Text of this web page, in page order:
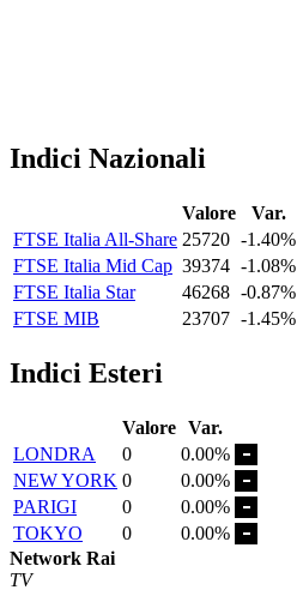
Indici Nazionali
Valore
Var.
FTSE Italia All-Share 25720 -1.40%
FTSE Italia Mid Cap 39374 -1.08%
FTSE Italia Star
46268 -0.87%
FTSE MIB
23707 -1.45%
Indici Esteri
Valore Var.
LONDRA
0
0.00%
NEW YORK 0
0.00%
PARIGI
0
0.00%
TOKYO
0
0.00%
Network Rai
TV